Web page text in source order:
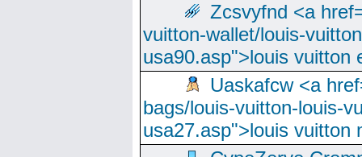
Zcsvyfnd <a
vuitton-wallet/louis-
usa90.asp">louis vuitton
Uaskafcw <a
bags/louis-vuitton-louis-
usa27.asp">louis vuitton